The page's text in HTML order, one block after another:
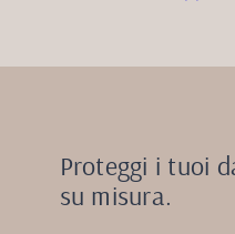
Proteggi i tuoi
su misura.